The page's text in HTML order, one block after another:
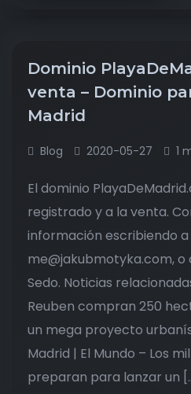
Dominio
venta – Dominio
Madrid
Blog 2020-05-27 1
El dominio
registrado y a la venta.
información escribiendo a
me@jakubmotyka.com,
Sedo. Noticias
Reuben compran 250
un mega proyecto
Madrid | El Mundo – Los
preparan para lanzar un